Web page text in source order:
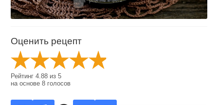
Оценить рецепт
Рейтинг4.88 из5
на основе8 голосов